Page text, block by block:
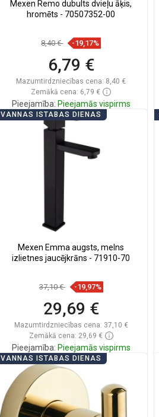
Mexen Remo dubults dvieļu āķis,
hromēts - 70507352-00
8,40 € -19,17%
6,79 €
Mazumtirdzniecības cena: 8,40 €
Zemākā cena: 6,79 €
Pieejamība: Pieejamās vispirms
Ielikt grozā
favorite_border Iecienītākie
VANNAS ISTABAS DIENAS
Mexen Emma augsts, melns
izlietnes jaucējkrāns - 71910-70
37,10 € -19,97%
29,69 €
Mazumtirdzniecības cena: 37,10 €
Zemākā cena: 29,69 €
Pieejamība: Pieejamās vispirms
Ielikt grozā
Iecienītākie
Salīdzināt
VANNAS ISTABAS DIENAS